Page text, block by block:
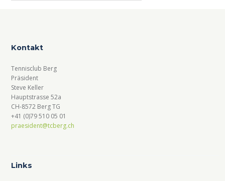
Kontakt
Tennisclub Berg
Präsident
Steve Keller
Hauptstrasse 52a
CH-8572 Berg TG
+41 (0)79 510 05 01
praesident@tcberg.ch
Links